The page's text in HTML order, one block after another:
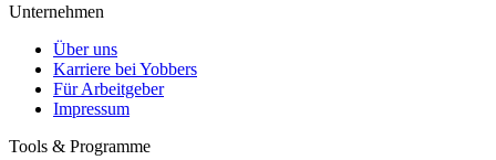
Unternehmen
Über uns
Karriere bei Yobbers
Für Arbeitgeber
Impressum
Tools & Programme